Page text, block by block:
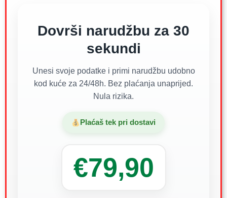
Dovrši narudžbu za 30
sekundi
Unesi svoje podatke i primi narudžbu udobno
kod kuće za 24/48h. Bez plaćanja unaprijed.
Nula rizika.
Plaćaš tek pri dostavi
€79,90